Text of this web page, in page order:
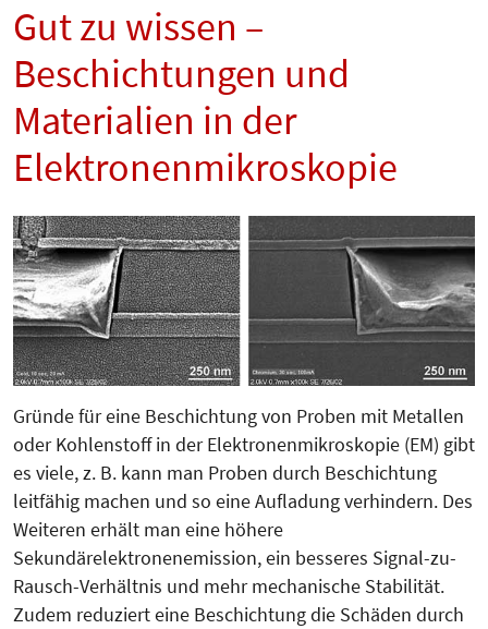
Gut zu wissen –
Beschichtungen und
Materialien in der
Elektronenmikroskopie
Gründe für eine Beschichtung von Proben mit Metallen
oder Kohlenstoff in der Elektronenmikroskopie (EM) gibt
es viele, z. B. kann man Proben durch Beschichtung
leitfähig machen und so eine Aufladung verhindern. Des
Weiteren erhält man eine höhere
Sekundärelektronenemission, ein besseres Signal-zu-
Rausch-Verhältnis und mehr mechanische Stabilität.
Zudem reduziert eine Beschichtung die Schäden durch